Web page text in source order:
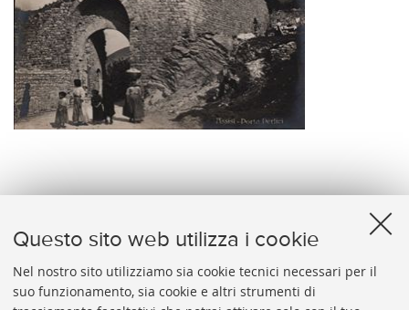
Questo sito web utilizza i cookie
Nel nostro sito utilizziamo sia cookie tecnici necessari per il
suo funzionamento, sia cookie e altri strumenti di